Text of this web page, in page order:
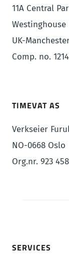
11A Central
Westinghouse
UK-
Comp. no.
TIMEVAT AS
Verkseier
NO-0668 Oslo
Org.nr. 923
SERVICES